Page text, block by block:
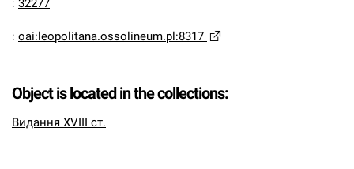
: 32277
: oai:leopolitana.ossolineum.pl:8317
Object is located in the collections:
Видання XVIII ст.